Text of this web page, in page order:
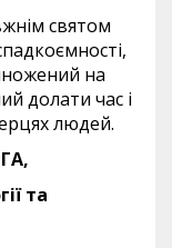
святом
на
долати час і
людей.
та